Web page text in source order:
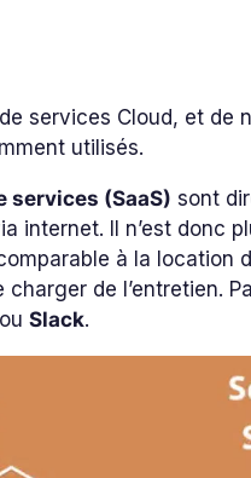
services Cloud, et
utilisés.
services (SaaS) sont
internet. Il n’est donc
à la location
charger de l’entretien.
ouSlack.